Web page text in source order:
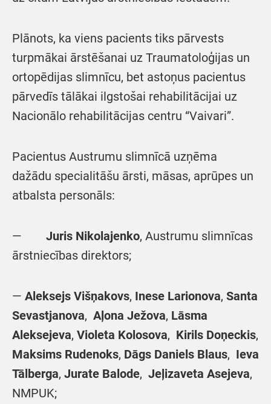
Plānots, ka viens pacients tiks pārvests
turpmākai ārstēšanai uz Traumatoloģijas un
ortopēdijas slimnīcu, bet astoņus pacientus
pārvedīs tālākai ilgstošai rehabilitācijai uz
Nacionālo rehabilitācijas centru “Vaivari”.
Pacientus Austrumu slimnīcā uzņēma
dažādu specialitāšu ārsti, māsas, aprūpes un
atbalsta personāls:
— Juris Nikolajenko, Austrumu slimnīcas
ārstniecības direktors;
— Aleksejs Višņakovs, Inese Larionova, Santa
Sevastjanova, Aļona Ježova, Lāsma
Aleksejeva, Violeta Kolosova, Kirils Doņeckis,
Maksims Rudenoks, Dāgs Daniels Blaus, Ieva
Tālberga, Jurate Balode, Jeļizaveta Asejeva,
NMPUK;